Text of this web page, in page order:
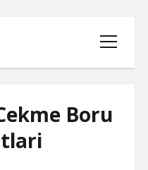
menüyü
aç
ŞIFRESIZ
Boru